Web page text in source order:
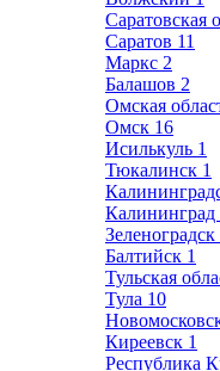
Саратовская
Саратов 11
Маркс 2
Балашов 2
Омская
Омск 16
Исилькуль 1
Тюкалинск 1
Калининград
Зеленоградск
Балтийск 1
Тульская
Тула 10
Киреевск 1
Республика